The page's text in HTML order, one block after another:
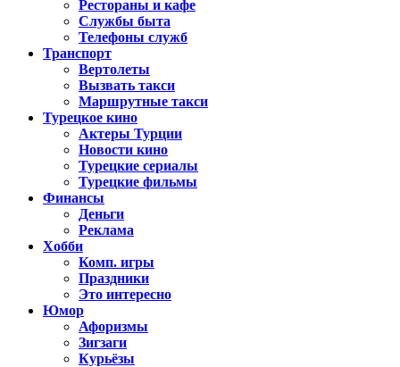
Рестораны и кафе
Службы быта
Телефоны служб
Транспорт
Вертолеты
Вызвать такси
Маршрутные такси
Турецкое кино
Актеры Турции
Новости кино
Турецкие сериалы
Турецкие фильмы
Финансы
Деньги
Реклама
Хобби
Комп. игры
Праздники
Это интересно
Юмор
Афоризмы
Зигзаги
Курьёзы